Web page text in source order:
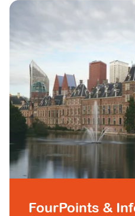
FourPoints &